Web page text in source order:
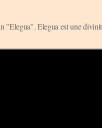
"Elegua". Elegua est une